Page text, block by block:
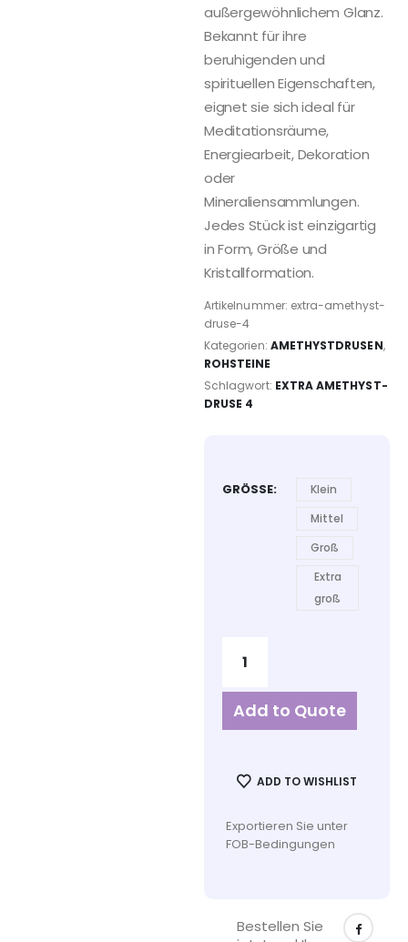
außergewöhnlichem Glanz.
Bekannt für ihre
beruhigenden und
spirituellen Eigenschaften,
eignet sie sich ideal für
Meditationsräume,
Energiearbeit, Dekoration
oder
Mineraliensammlungen.
Jedes Stück ist einzigartig
in Form, Größe und
Kristallformation.
Artikelnummer: extra-amethyst-
druse-4
Kategorien: AMETHYSTDRUSEN,
ROHSTEINE
Schlagwort: EXTRA AMETHYST-
DRUSE 4
GRÖSSE
Klein
Mittel
Groß
Extra
groß
Add to Quote
ADD TO WISHLIST
Exportieren Sie unter
FOB-Bedingungen
Bestellen Sie